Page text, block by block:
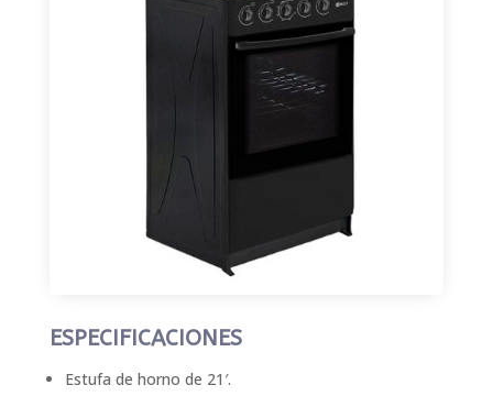
ESPECIFICACIONES
Estufa de horno de 21′.